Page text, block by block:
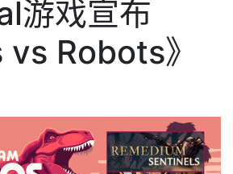
游戏宣布
vs Robots》